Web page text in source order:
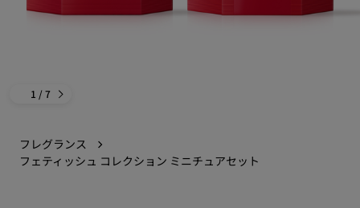
1 / 7
フレグランス
フェティッシュ コレクション ミニチュアセット